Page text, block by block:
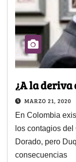
¿A la deriva
MARZO 21, 2020
En Colombia
los contagios
Dorado, pero
consecuencias